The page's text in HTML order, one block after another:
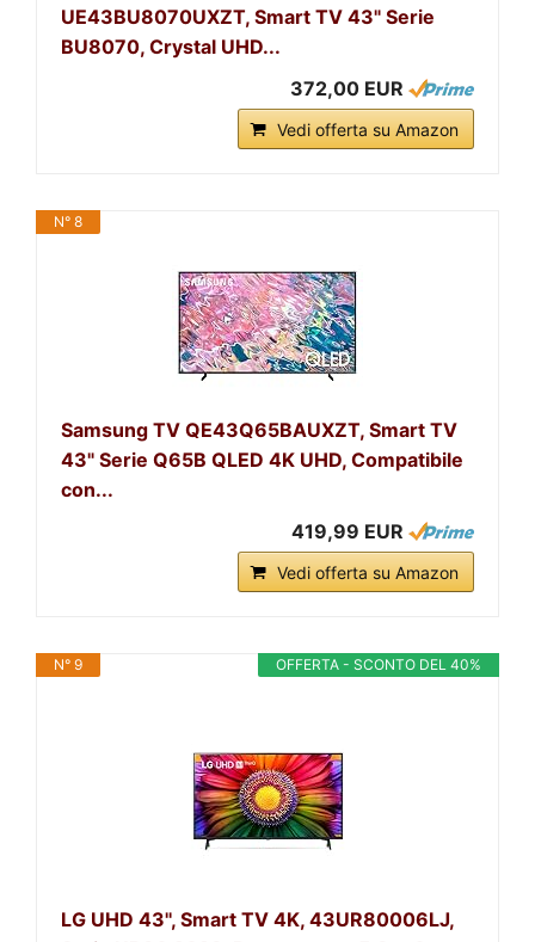
UE43BU8070UXZT, Smart TV 43" Serie
BU8070, Crystal UHD...
372,00 EUR
Vedi offerta su Amazon
N° 8
Samsung TV QE43Q65BAUXZT, Smart TV
43" Serie Q65B QLED 4K UHD, Compatibile
con...
419,99 EUR
Vedi offerta su Amazon
OFFERTA - SCONTO DEL 40%
N° 9
LG UHD 43'', Smart TV 4K, 43UR80006LJ,